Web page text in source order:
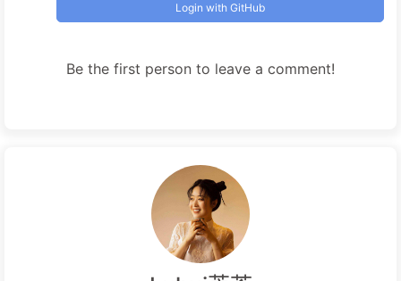
Login with GitHub
Be the first person to leave a comment!